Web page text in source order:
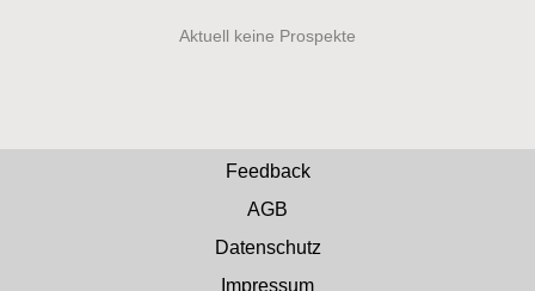
Feedback
AGB
Datenschutz
Impressum